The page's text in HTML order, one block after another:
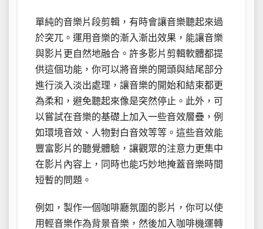
單純的音樂片段剪輯，有時會讓音樂聽起來過
於突兀。運用音樂的漸入漸出效果，能讓音樂
與影片更自然地融合。許多影片剪輯軟體都提
供這個功能，你可以將音樂的開頭與結尾部分
進行淡入淡出處理，讓音樂的開始和結束都更
為柔和，避免聽起來像是突然停止。此外，可
以嘗試在音樂的基礎上加入一些音效層疊，例
如環境音效、人物對白音效等等。這些音效能
豐富影片的聽覺體驗，讓觀眾的注意力更集中
在影片內容上，同時也能巧妙地掩蓋音樂時間
短暫的問題。
例如，製作一個咖啡廳氛圍的影片，你可以使
用輕音樂作為背景音樂，然後加入咖啡機運轉